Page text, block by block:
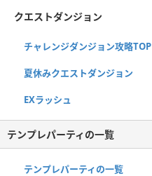
クエストダンジョン
チャレンジダンジョン攻略TOP
夏休みクエストダンジョン
EXラッシュ
テンプレパーティの一覧
テンプレパーティの一覧